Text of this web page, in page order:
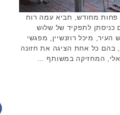
מחודש, תביא עמה רוח
כניסתן לתפקיד של שלוש
מיכל רוזנשיין, מפגשי
בהם כל אחת הציגה את חזונה
המחזיקה במשותף …